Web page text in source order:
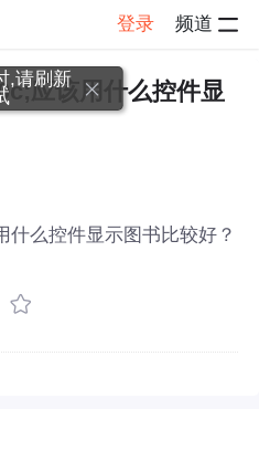
登录 频道
详情
应该用什么控件显
什么控件显示图书比较好？
,请刷新